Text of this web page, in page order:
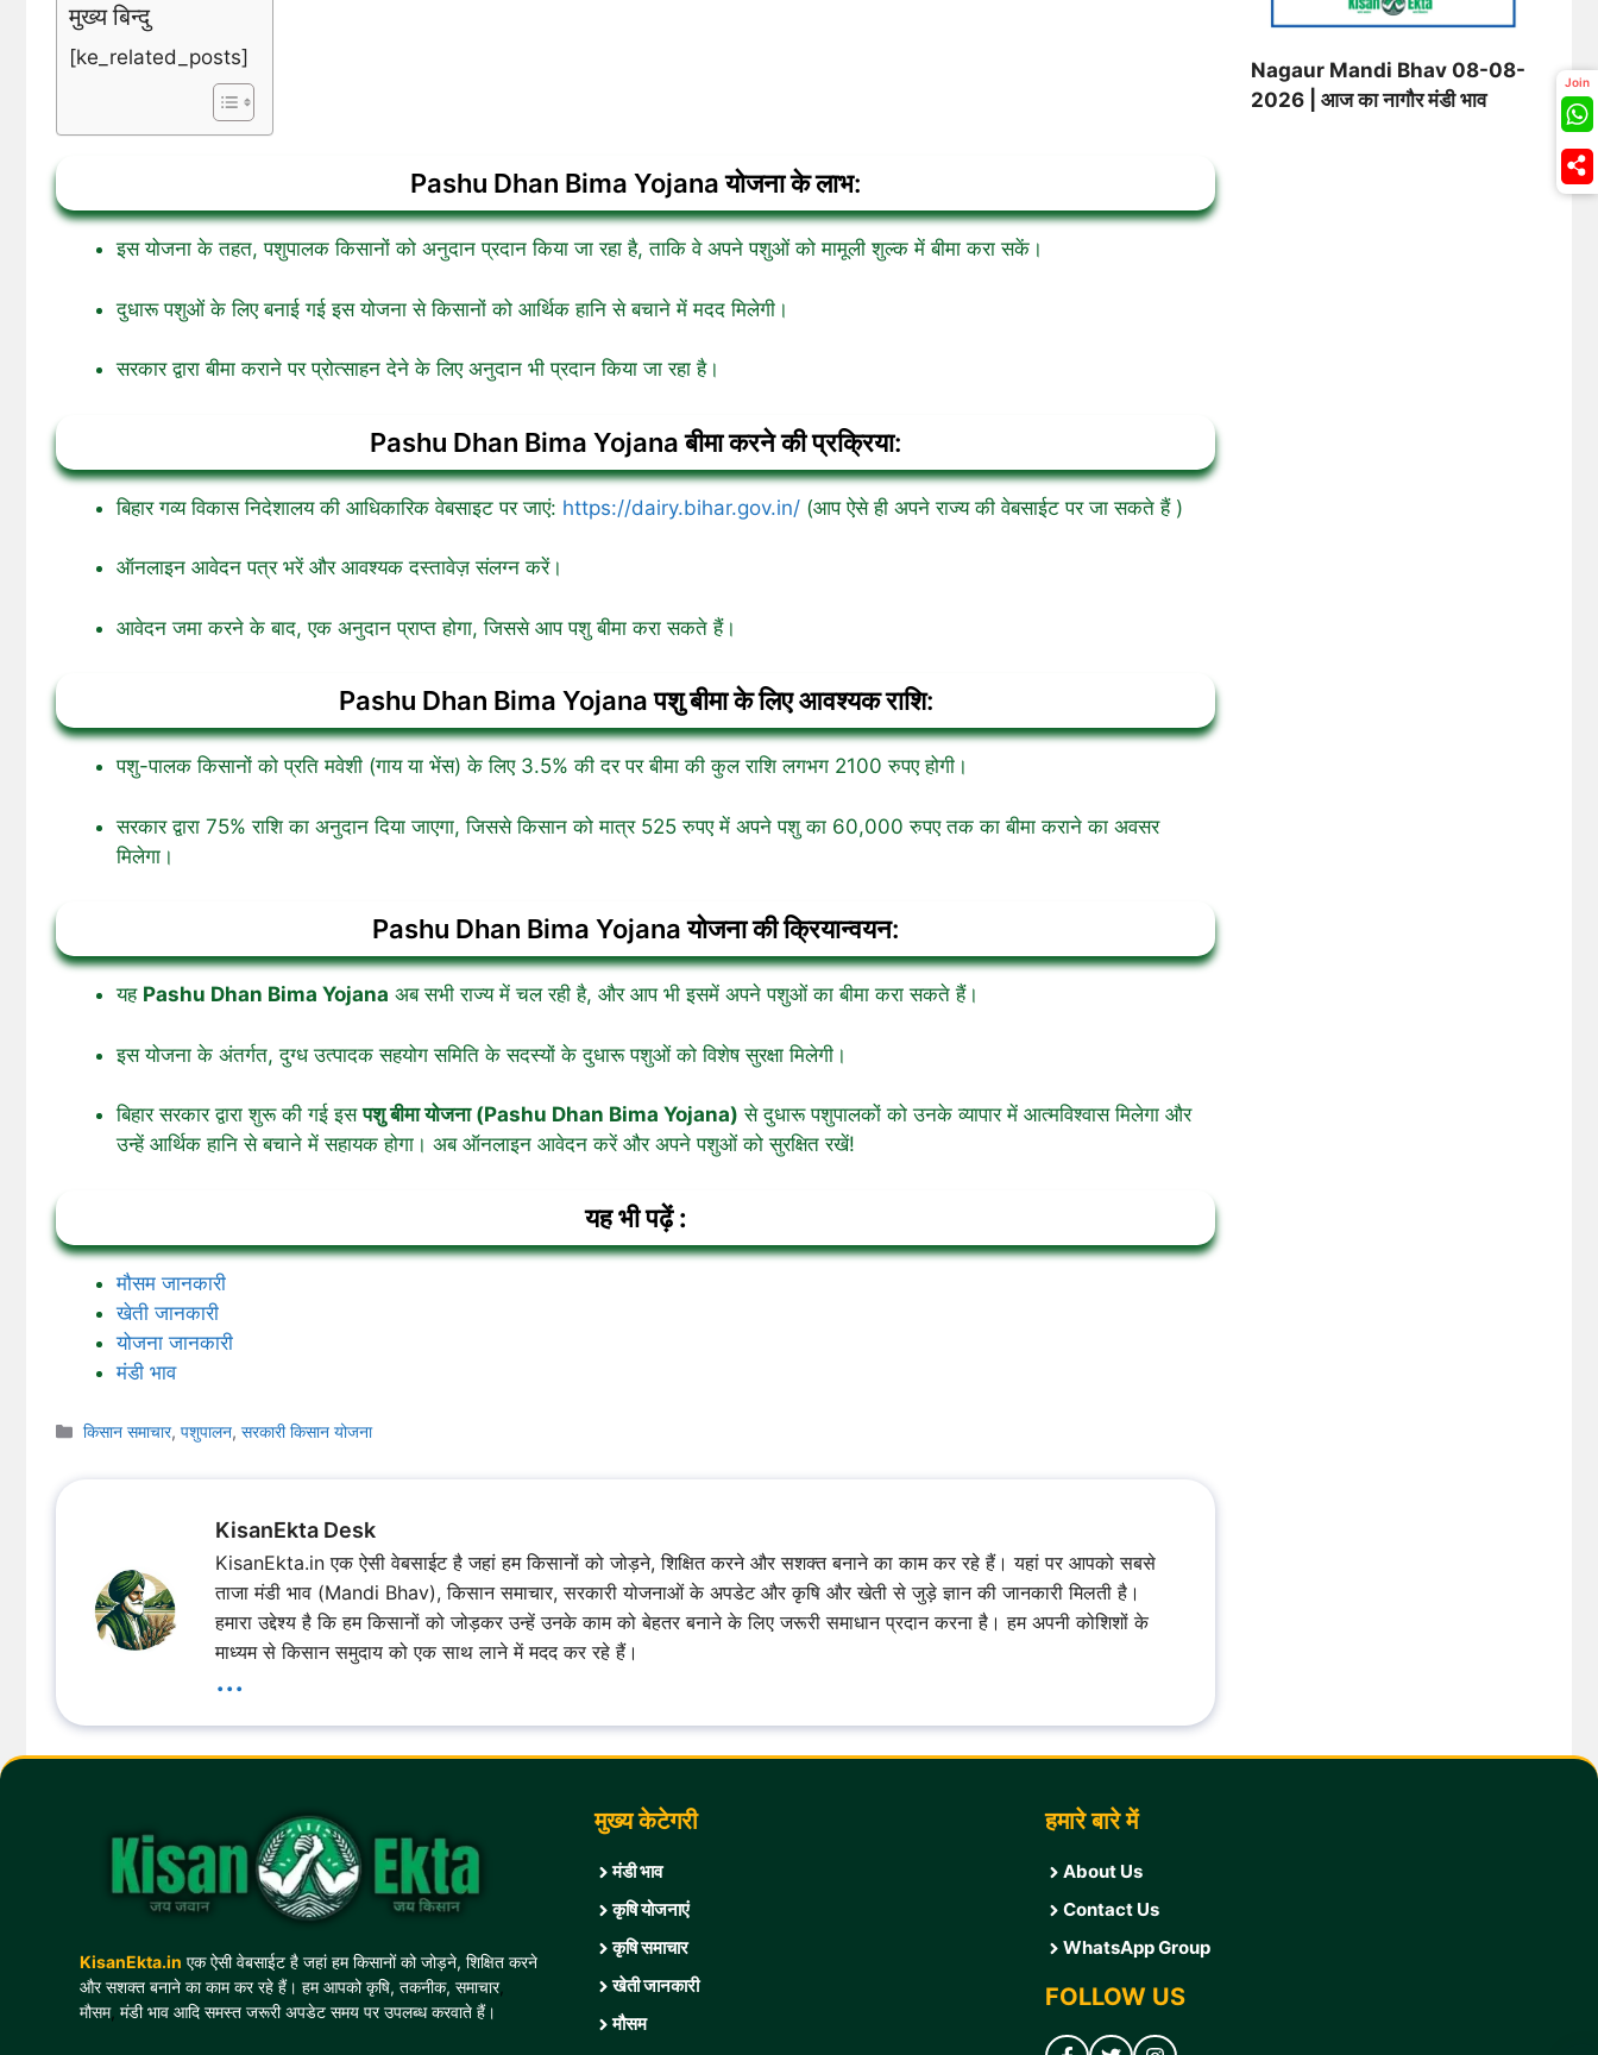
मुख्य बिन्दु
[ke_related_posts]
Pashu Dhan Bima Yojana योजना के लाभ:
इस योजना के तहत, पशुपालक किसानों को अनुदान प्रदान किया जा रहा है, ताकि वे अपने पशुओं को मामूली शुल्क में बीमा करा सकें।
दुधारू पशुओं के लिए बनाई गई इस योजना से किसानों को आर्थिक हानि से बचाने में मदद मिलेगी।
सरकार द्वारा बीमा कराने पर प्रोत्साहन देने के लिए अनुदान भी प्रदान किया जा रहा है।
Pashu Dhan Bima Yojana बीमा करने की प्रक्रिया:
बिहार गव्य विकास निदेशालय की आधिकारिक वेबसाइट पर जाएं: https://dairy.bihar.gov.in/ (आप ऐसे ही अपने राज्य की वेबसाईट पर जा सकते हैं )
ऑनलाइन आवेदन पत्र भरें और आवश्यक दस्तावेज़ संलग्न करें।
आवेदन जमा करने के बाद, एक अनुदान प्राप्त होगा, जिससे आप पशु बीमा करा सकते हैं।
Pashu Dhan Bima Yojana पशु बीमा के लिए आवश्यक राशि:
पशु-पालक किसानों को प्रति मवेशी (गाय या भेंस) के लिए 3.5% की दर पर बीमा की कुल राशि लगभग 2100 रुपए होगी।
सरकार द्वारा 75% राशि का अनुदान दिया जाएगा, जिससे किसान को मात्र 525 रुपए में अपने पशु का 60,000 रुपए तक का बीमा कराने का अवसर
मिलेगा।
Pashu Dhan Bima Yojana योजना की क्रियान्वयन:
यह Pashu Dhan Bima Yojana अब सभी राज्य में चल रही है, और आप भी इसमें अपने पशुओं का बीमा करा सकते हैं।
इस योजना के अंतर्गत, दुग्ध उत्पादक सहयोग समिति के सदस्यों के दुधारू पशुओं को विशेष सुरक्षा मिलेगी।
बिहार सरकार द्वारा शुरू की गई इसपशु बीमा योजना (Pashu Dhan Bima Yojana) से दुधारू पशुपालकों को उनके व्यापार में आत्मविश्वास मिलेगा और
उन्हें आर्थिक हानि से बचाने में सहायक होगा। अब ऑनलाइन आवेदन करें और अपने पशुओं को सुरक्षित रखें!
यह भी पढ़ें :
मौसम जानकारी
खेती जानकारी
योजना जानकारी
मंडी भाव
Categories
किसान समाचार,पशुपालन,सरकारी किसान योजना
KisanEkta Desk
KisanEkta.in एक ऐसी वेबसाईट है जहां हम किसानों को जोड़ने, शिक्षित करने और सशक्त बनाने का काम कर रहे हैं। यहां पर आपको सबसे
ताजा मंडी भाव (Mandi Bhav), किसान समाचार, सरकारी योजनाओं के अपडेट और कृषि और खेती से जुड़े ज्ञान की जानकारी मिलती है।
हमारा उद्देश्य है कि हम किसानों को जोड़कर उन्हें उनके काम को बेहतर बनाने के लिए जरूरी समाधान प्रदान करना है। हम अपनी कोशिशों के
माध्यम से किसान समुदाय को एक साथ लाने में मदद कर रहे हैं।
...
Nagaur Mandi Bhav 08-08-
2026 | आज का नागौर मंडी भाव
KisanEkta.in एक ऐसी वेबसाईट है जहां हम किसानों को जोड़ने, शिक्षित करने
और सशक्त बनाने का काम कर रहे हैं। हम आपको कृषि, तकनीक, समाचार,
मौसम, मंडी भाव आदि समस्त जरूरी अपडेट समय पर उपलब्ध करवाते हैं।
मुख्य केटेगरी
मंडी भाव
कृषि योजनाएं
कृषि समाचार
खेती जानकारी
मौसम
हमारे बारे में
About Us
Contact Us
WhatsApp Group
FOLLOW US
Join